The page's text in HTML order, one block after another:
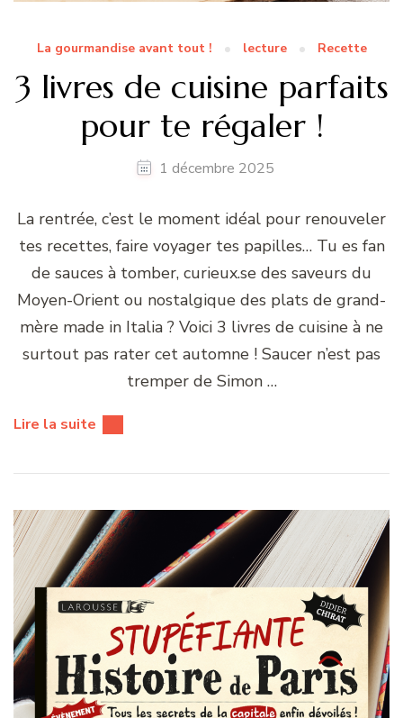
La gourmandise avant tout ! lecture Recette
3 livres de cuisine parfaits
pour te régaler !
1 décembre 2025
La rentrée, c’est le moment idéal pour renouveler
tes recettes, faire voyager tes papilles… Tu es fan
de sauces à tomber, curieux.se des saveurs du
Moyen-Orient ou nostalgique des plats de grand-
mère made in Italia ? Voici 3 livres de cuisine à ne
surtout pas rater cet automne ! Saucer n’est pas
tremper de Simon …
Lire la suite